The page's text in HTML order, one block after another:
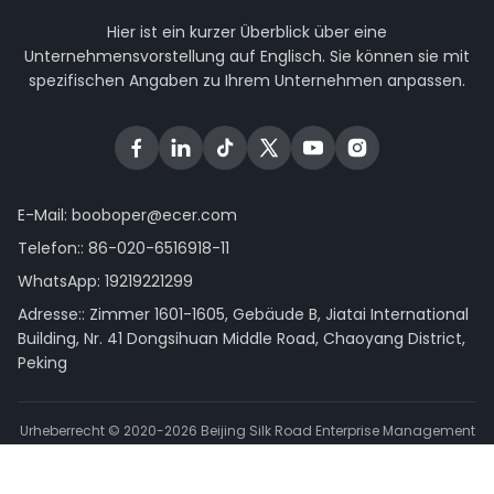
Hier ist ein kurzer Überblick über eine
Unternehmensvorstellung auf Englisch. Sie können sie mit
spezifischen Angaben zu Ihrem Unternehmen anpassen.
E-Mail: booboper@ecer.com
Telefon:: 86-020-6516918-11
WhatsApp: 19219221299
Adresse:: Zimmer 1601-1605, Gebäude B, Jiatai International
Building, Nr. 41 Dongsihuan Middle Road, Chaoyang District,
Peking
Urheberrecht © 2020-2026 Beijing Silk Road Enterprise Management